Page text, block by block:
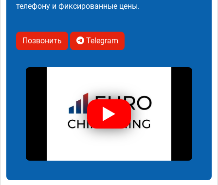
телефону и фиксированные цены.
Позвонить Telegram